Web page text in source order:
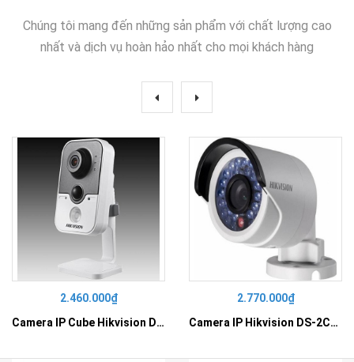
Chúng tôi mang đến những sản phẩm với chất lượng cao
nhất và dịch vụ hoàn hảo nhất cho mọi khách hàng
2.460.000₫
Camera IP Cube Hikvision DS-2CD2410F-I
2.770.000₫
Camera IP Hikvision DS-2CD2010F-I